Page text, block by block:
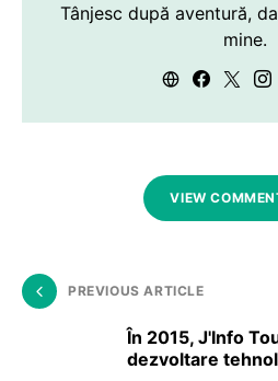
Tânjesc după aventură,
mine.
VIEW
PREVIOUS ARTICLE
În 2015, J'Info
dezvoltare